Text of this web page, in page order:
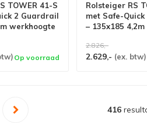
TOWER 41-S
2 Guardrail
werkhoogte
Op voorraad
Rolsteiger RS
met Safe-
– 135x185 4,2m
2.826,-
2.629,- (ex. btw)
416